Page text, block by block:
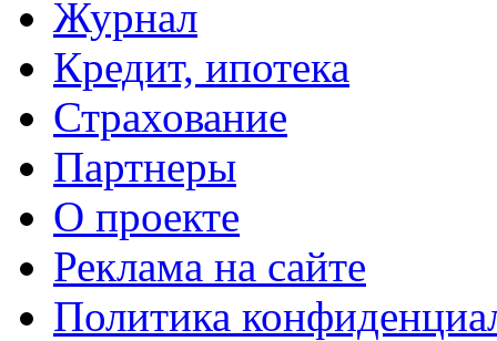
Журнал
Кредит, ипотека
Страхование
Партнеры
O проекте
Реклама на сайте
Политика